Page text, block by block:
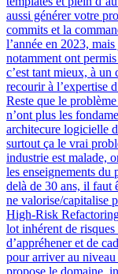
aussi générer votre
commits et la
l’année en 2023,
notamment ont
c’est tant mieux, à un
recourir à l’expertise
Reste que le
n’ont plus les
architecure logicielle
surtout ça le vrai
industrie est malade,
les enseignements du
delà de 30 ans, il faut
ne valorise/capitalise
High-Risk
lot inhérent de
d’appréhener et de
pour arriver au